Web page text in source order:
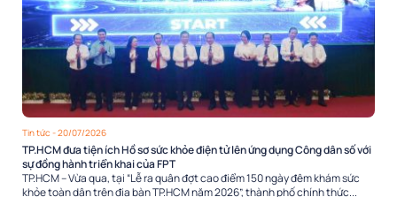
Tin tức - 20/07/2026
TP.HCM đưa tiện ích Hồ sơ sức khỏe điện tử lên ứng dụng Công dân số với
sự đồng hành triển khai của FPT
TP.HCM – Vừa qua, tại “Lễ ra quân đợt cao điểm 150 ngày đêm khám sức
khỏe toàn dân trên địa bàn TP.HCM năm 2026”, thành phố chính thức...